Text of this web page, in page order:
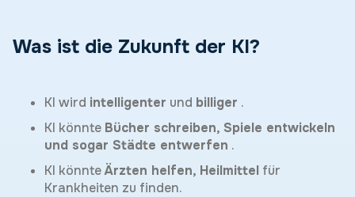
Was ist die Zukunft der KI?
KI wird intelligenter und billiger .
KI könnte Bücher schreiben, Spiele entwickeln
und sogar Städte entwerfen .
KI könnteÄrzten helfen, Heilmittel für
Krankheiten zu finden.